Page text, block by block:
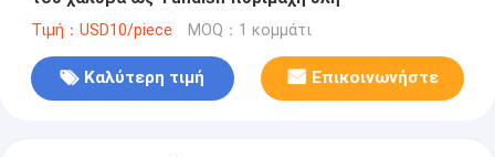
Τιμή：USD10/piece MOQ：1 κομμάτι
Καλύτερη τιμή Επικοινωνήστε